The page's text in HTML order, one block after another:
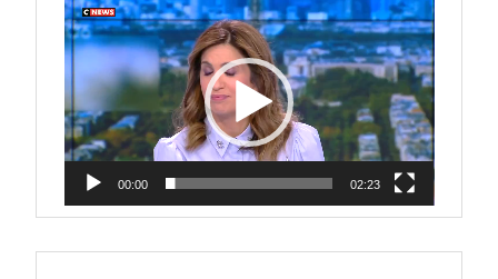
Lecteur
vidéo
00:00 02:23